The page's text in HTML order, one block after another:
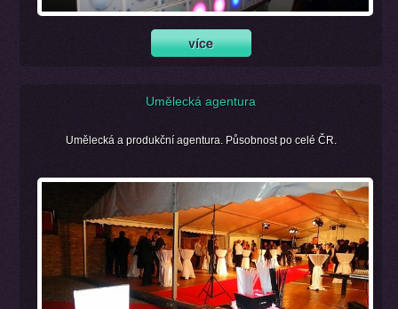
Umělecká agentura
Umělecká a produkční agentura. Působnost po celé ČR.